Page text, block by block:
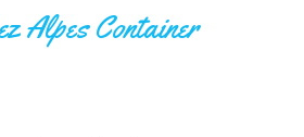
Alpes Container